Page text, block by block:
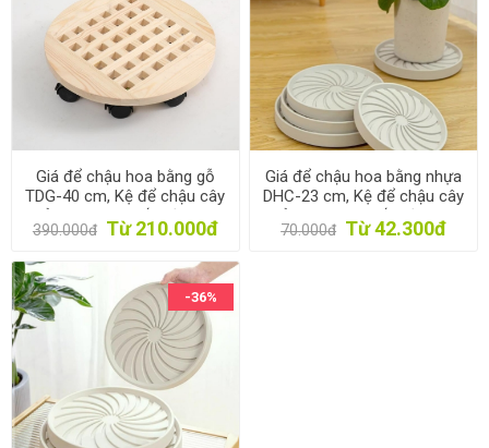
Giá để chậu hoa bằng gỗ
TDG-40 cm, Kệ để chậu cây
cảnh 4 bánh, Đế chậu cây
có bánh xe lăn
390.000đ Từ 210.000đ
Giá để chậu hoa bằng nhựa
DHC-23 cm, Kệ để chậu cây
cảnh 4 bánh, Đế chậu cây
có bánh xe lăn
70.000đ Từ 42.300đ
-36%